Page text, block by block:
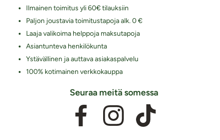
Ilmainen toimitus yli 60€ tilauksiin
Paljon joustavia toimitustapoja alk. 0 €
Laaja valikoima helppoja maksutapoja
Asiantunteva henkilökunta
Ystävällinen ja auttava asiakaspalvelu
100% kotimainen verkkokauppa
Seuraa meitä somessa